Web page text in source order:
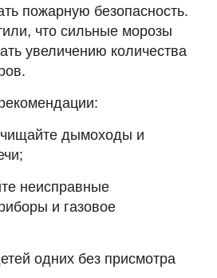
пожарную безопасность.
что сильные морозы
увеличению количества
дымоходы и
неисправные
и газовое
одних без присмотра